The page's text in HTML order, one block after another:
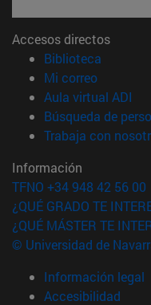
Accesos directos
Biblioteca
Mi correo(abre en
Aula virtual ADI
Búsqueda de
Trabaja con
Información
TFNO +34 948 42 56 00
¿QUÉ GRADO TE
¿QUÉ MÁSTER TE
© Universidad de
Información legal
Accesibilidad